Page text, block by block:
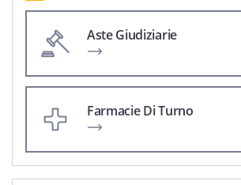
Aste Giudiziarie
Farmacie Di Turno